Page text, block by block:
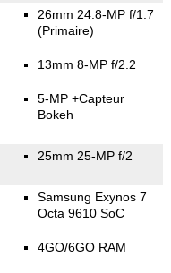
26mm 24.8-MP f/1.7
(Primaire)
13mm 8-MP f/2.2
5-MP +Capteur
Bokeh
25mm 25-MP f/2
Samsung Exynos 7
Octa 9610 SoC
4GO/6GO RAM